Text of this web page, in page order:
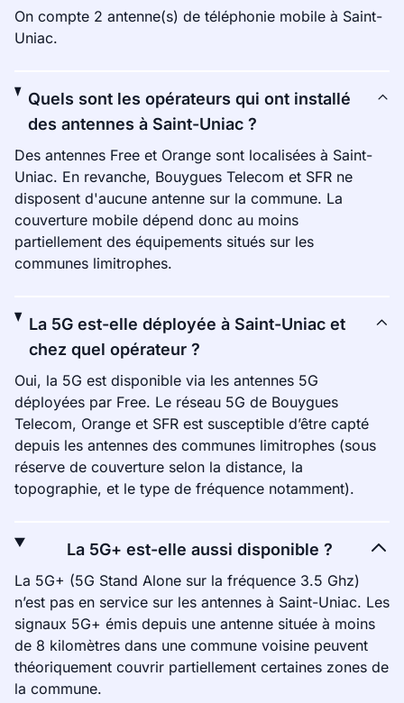
On compte 2 antenne(s) de téléphonie mobile à Saint-
Uniac.
Quels sont les opérateurs qui ont installé
des antennes à Saint-Uniac ?
Des antennes Free et Orange sont localisées à Saint-
Uniac. En revanche, Bouygues Telecom et SFR ne
disposent d'aucune antenne sur la commune. La
couverture mobile dépend donc au moins
partiellement des équipements situés sur les
communes limitrophes.
La 5G est-elle déployée à Saint-Uniac et
chez quel opérateur ?
Oui, la 5G est disponible via les antennes 5G
déployées par Free. Le réseau 5G de Bouygues
Telecom, Orange et SFR est susceptible d’être capté
depuis les antennes des communes limitrophes (sous
réserve de couverture selon la distance, la
topographie, et le type de fréquence notamment).
La 5G+ est-elle aussi disponible ?
La 5G+ (5G Stand Alone sur la fréquence 3.5 Ghz)
n’est pas en service sur les antennes à Saint-Uniac. Les
signaux 5G+ émis depuis une antenne située à moins
de 8 kilomètres dans une commune voisine peuvent
théoriquement couvrir partiellement certaines zones de
la commune.